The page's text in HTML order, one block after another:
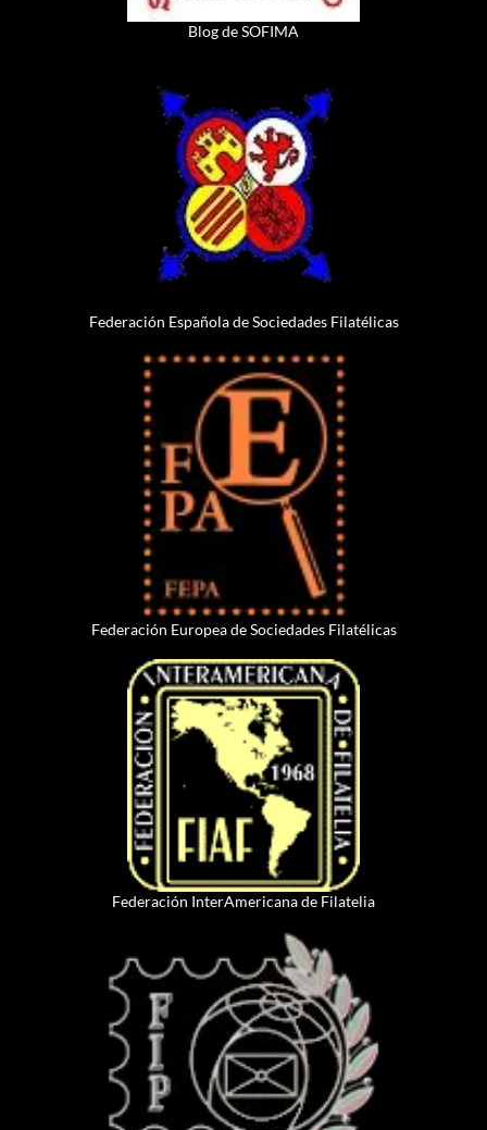
Blog de SOFIMA
Federación Española de Sociedades Filatélicas
Federación Europea de Sociedades Filatélicas
Federación InterAmericana de Filatelia